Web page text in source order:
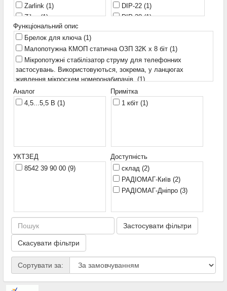
Zarlink (1)
Zilog(1)
DIP-22 (1)
DIP-28(1)
QSOP-36 (1)
SO-28 (1)
Функціональний опис
Брелок для ключа (1)
Малопотужна КМОП статична ОЗП 32K x 8 біт (1)
Мікропотужні стабілізатор струму для телефонних
застосувань. Використовуються, зокрема, у ланцюгах
живлення мікросхем номеронабирачів. (1)
Перемикач нульової напруги(1)
Цифровий ехокомпенсатор
(1)
Аналог
4,5...5,5 В (1)
Примітка
1 кбіт (1)
УКТЗЕД
8542 39 90 00 (9)
Доступність
склад (2)
РАДІОМАГ-Київ (2)
РАДІОМАГ-Дніпро (3)
Застосувати фільтри
Скасувати фільтри
Сортувати за: